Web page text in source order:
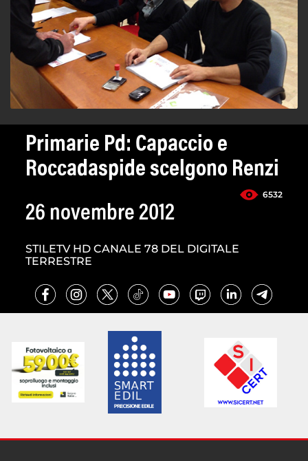
Primarie Pd: Capaccio e
Roccadaspide scelgono Renzi
6532
26 novembre 2012
STILETV HD CANALE 78 DEL DIGITALE
TERRESTRE